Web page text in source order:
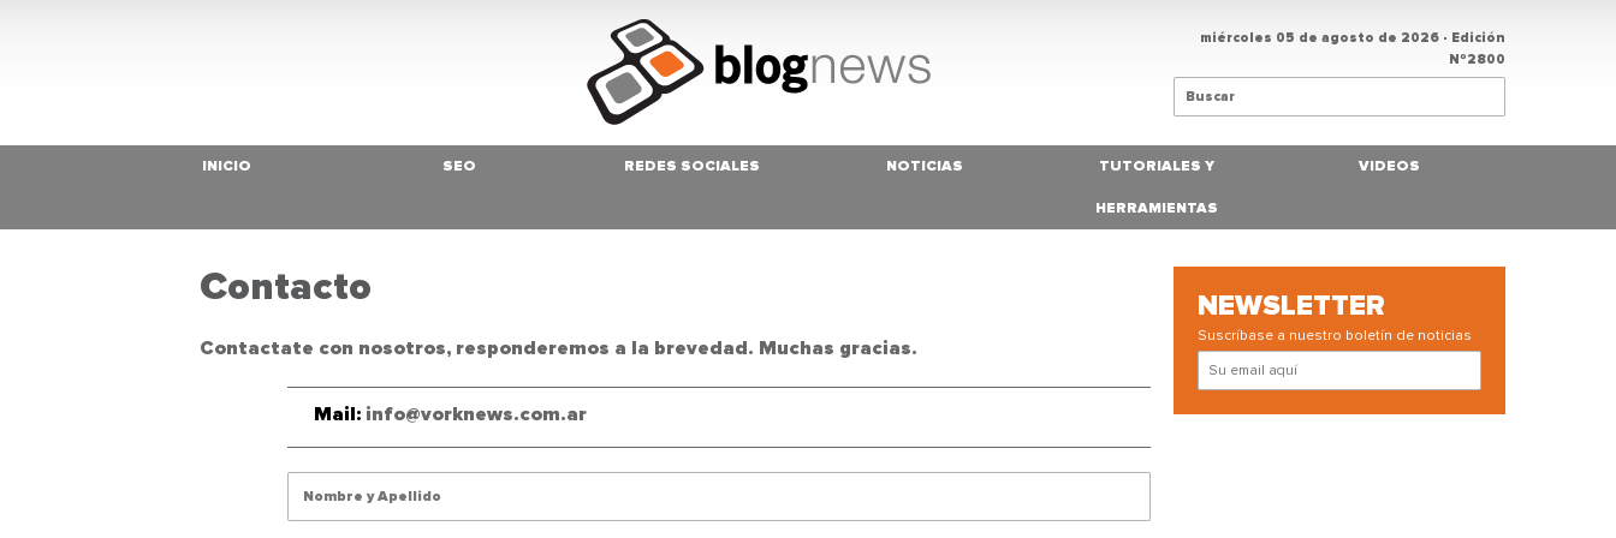
miércoles 05 de agosto de 2026 - Edición
Nº2800
INICIO SEO REDES SOCIALES NOTICIAS TUTORIALES Y
HERRAMIENTAS
VIDEOS
Contacto
Contactate con nosotros, responderemos a la brevedad. Muchas gracias.
Mail: info@vorknews.com.ar
NEWSLETTER
Suscríbase a nuestro boletín de noticias